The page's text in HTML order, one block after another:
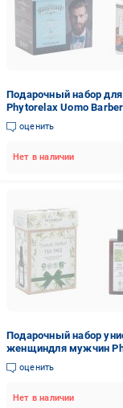
Подарочный набор
Phytorelax Uomo
оценить
Нет в наличии
Подарочный набор
женщиндля мужчин
Tea Tree гель для душа
оценить
Нет в наличии